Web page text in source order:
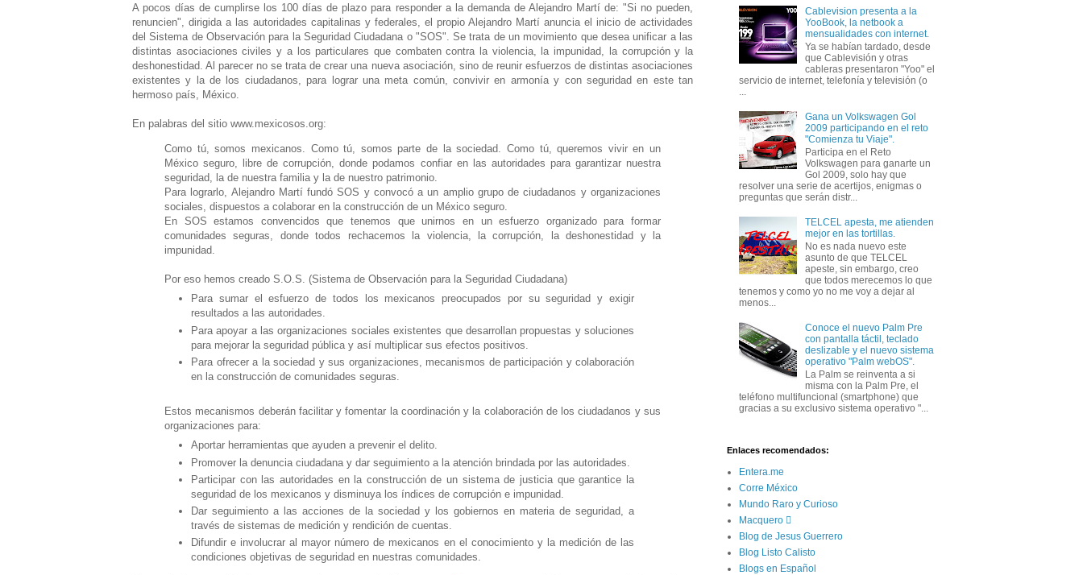
A pocos días de cumplirse los 100 días de plazo para responder a la demanda de Alejandro Martí de: "Si no pueden,
renuncien", dirigida a las autoridades capitalinas y federales, el propio Alejandro Martí anuncia el inicio de actividades
del Sistema de Observación para la Seguridad Ciudadana o "SOS". Se trata de un movimiento que desea unificar a las
distintas asociaciones civiles y a los particulares que combaten contra la violencia, la impunidad, la corrupción y la
deshonestidad. Al parecer no se trata de crear una nueva asociación, sino de reunir esfuerzos de distintas asociaciones
existentes y la de los ciudadanos, para lograr una meta común, convivir en armonía y con seguridad en este tan
hermoso país, México.
En palabras del sitio www.mexicosos.org:
Como tú, somos mexicanos. Como tú, somos parte de la sociedad. Como tú, queremos vivir en un
México seguro, libre de corrupción, donde podamos confiar en las autoridades para garantizar nuestra
seguridad, la de nuestra familia y la de nuestro patrimonio.
Para lograrlo, Alejandro Martí fundó SOS y convocó a un amplio grupo de ciudadanos y organizaciones
sociales, dispuestos a colaborar en la construcción de un México seguro.
En SOS estamos convencidos que tenemos que unirnos en un esfuerzo organizado para formar
comunidades seguras, donde todos rechacemos la violencia, la corrupción, la deshonestidad y la
impunidad.
Por eso hemos creado S.O.S. (Sistema de Observación para la Seguridad Ciudadana)
Para sumar el esfuerzo de todos los mexicanos preocupados por su seguridad y exigir
resultados a las autoridades.
Para apoyar a las organizaciones sociales existentes que desarrollan propuestas y soluciones
para mejorar la seguridad pública y así multiplicar sus efectos positivos.
Para ofrecer a la sociedad y sus organizaciones, mecanismos de participación y colaboración
en la construcción de comunidades seguras.
Estos mecanismos deberán facilitar y fomentar la coordinación y la colaboración de los ciudadanos y sus
organizaciones para:
Aportar herramientas que ayuden a prevenir el delito.
Promover la denuncia ciudadana y dar seguimiento a la atención brindada por las autoridades.
Participar con las autoridades en la construcción de un sistema de justicia que garantice la
seguridad de los mexicanos y disminuya los índices de corrupción e impunidad.
Dar seguimiento a las acciones de la sociedad y los gobiernos en materia de seguridad, a
través de sistemas de medición y rendición de cuentas.
Difundir e involucrar al mayor número de mexicanos en el conocimiento y la medición de las
condiciones objetivas de seguridad en nuestras comunidades.
Cablevision presenta a la
YooBook, la netbook a
mensualidades con internet.
Ya se habían tardado, desde
que Cablevisión y otras
cableras presentaron "Yoo" el
servicio de internet, telefonía y televisión (o
...
Gana un Volkswagen Gol
2009 participando en el reto
"Comienza tu Viaje".
Participa en el Reto
Volkswagen para ganarte un
Gol 2009, solo hay que
resolver una serie de acertijos, enigmas o
preguntas que serán distr...
TELCEL apesta, me atienden
mejor en las tortillas.
No es nada nuevo este
asunto de que TELCEL
apeste, sin embargo, creo
que todos merecemos lo que
tenemos y como yo no me voy a dejar al
menos...
Conoce el nuevo Palm Pre
con pantalla táctil, teclado
deslizable y el nuevo sistema
operativo "Palm webOS".
La Palm se reinventa a si
misma con la Palm Pre, el
teléfono multifuncional (smartphone) que
gracias a su exclusivo sistema operativo "...
Enlaces recomendados:
Entera.me
Corre México
Mundo Raro y Curioso
Macquero 
Blog de Jesus Guerrero
Blog Listo Calisto
Blogs en Español